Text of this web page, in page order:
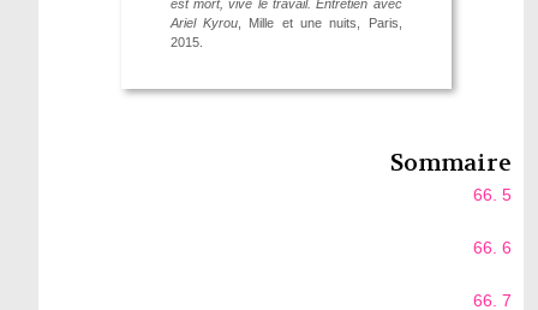
est mort, vive le travail. Entretien avec
Ariel Kyrou, Mille et une nuits, Paris,
2015.
Sommaire
66. 5
66. 6
66. 7